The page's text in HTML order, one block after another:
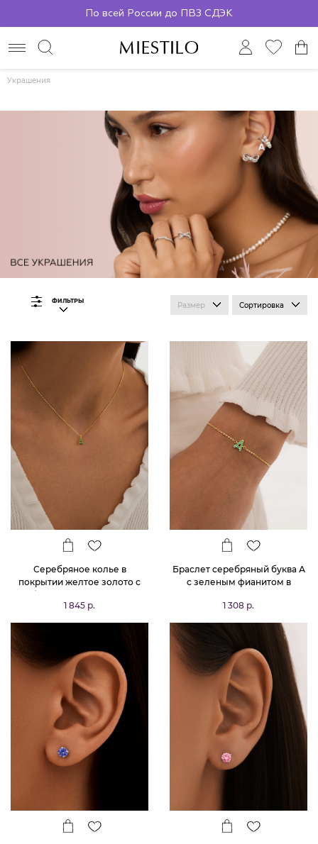
По всей России до ПВЗ СДЭК
Украшения
ФИЛЬТРЫ Размер Сортировка
Серебряное колье в
покрытии желтое золото с
буквой А с зелеными
фианитами MIESTILO
1 845 р.
Браслет серебряный буква А
с зеленым фианитом в
MIESTILO
1 308 р.